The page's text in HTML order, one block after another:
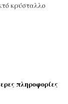
κρύσταλλο
πληροφορίες